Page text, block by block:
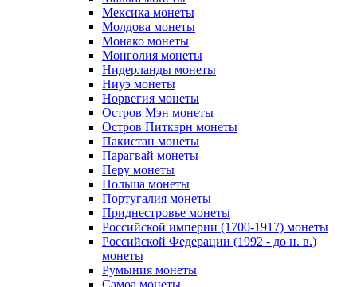
Мексика монеты
Молдова монеты
Монако монеты
Монголия монеты
Нидерланды монеты
Ниуэ монеты
Норвегия монеты
Остров Мэн монеты
Остров Питкэрн монеты
Пакистан монеты
Парагвай монеты
Перу монеты
Польша монеты
Португалия монеты
Приднестровье монеты
Российской империи (1700-1917) монеты
Российской Федерации (1992 - до н. в.)
монеты
Румыния монеты
Самоа монеты